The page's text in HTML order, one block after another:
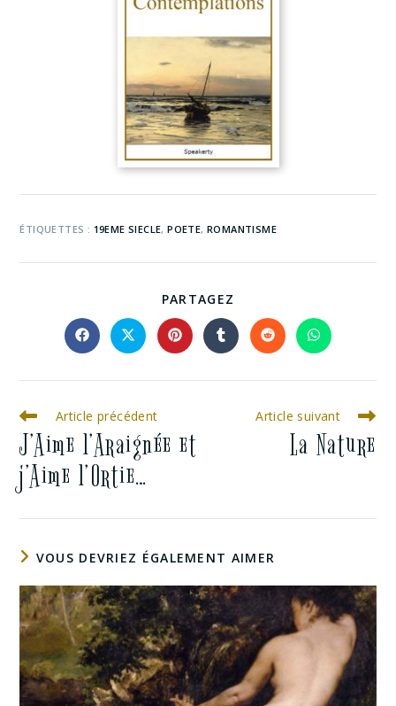
ÉTIQUETTES : 19EME SIECLE, POETE, ROMANTISME
PARTAGEZ
Article précédent
J’Aime l’Araignée et
j’Aime l’Ortie…
Article suivant
La Nature
VOUS DEVRIEZ ÉGALEMENT AIMER